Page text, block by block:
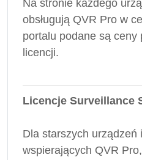
Na stronie każdego
obsługują QVR Pro w
portalu podane są ceny
licencji.
Licencje Surveillance
Dla starszych urządzeń
wspierających QVR